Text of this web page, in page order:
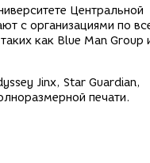
Центральной
с организациями по
как Blue Man Group
Jinx, Star Guardian,
печати.